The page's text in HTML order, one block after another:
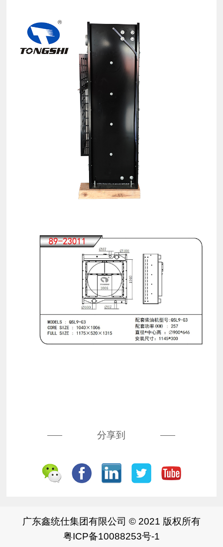
分享到
广东鑫统仕集团有限公司 © 2021 版权所有
粤ICP备10088253号-1